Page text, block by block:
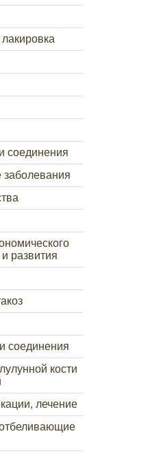
соединения
заболевания
развития
соединения
кости
лечение